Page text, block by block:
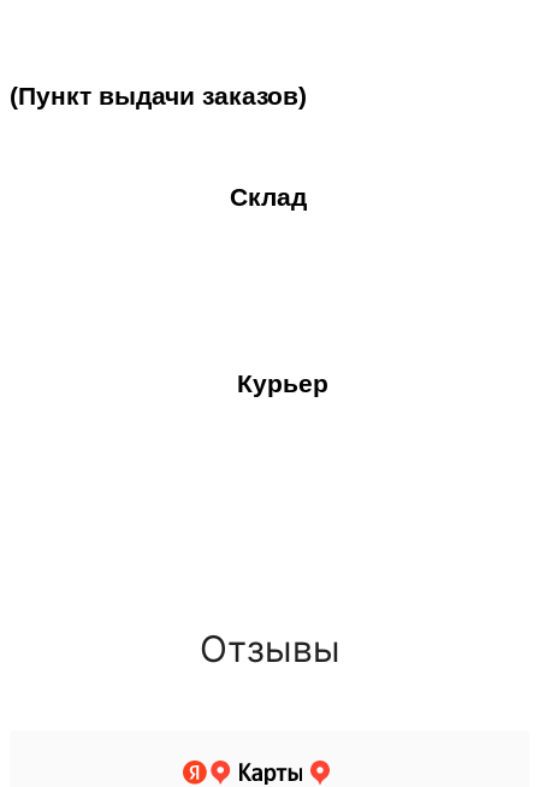
(Пункт выдачи заказов)
Склад
Курьер